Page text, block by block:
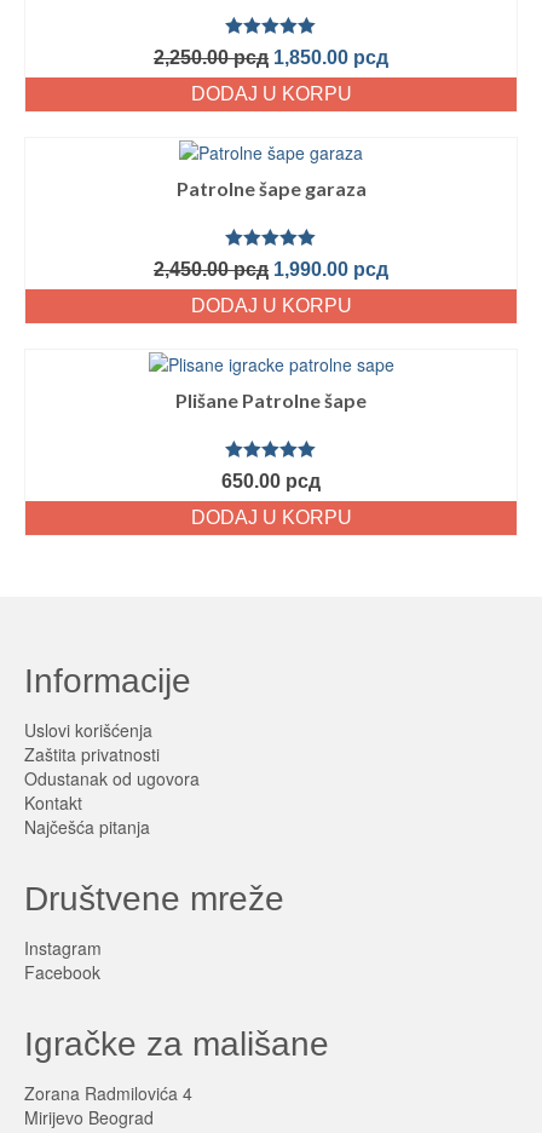
Ocenjeno
sa5.00od
5
2,250.00рсд 1,850.00 рсд
DODAJ U KORPU
Patrolne šape garaza
Ocenjeno
sa5.00od
5
2,450.00рсд 1,990.00 рсд
DODAJ U KORPU
Plišane Patrolne šape
Ocenjeno
sa5.00od
5
650.00 рсд
DODAJ U KORPU
Informacije
Uslovi korišćenja
Zaštita privatnosti
Odustanak od ugovora
Kontakt
Najčešća pitanja
Društvene mreže
Instagram
Facebook
Igračke za mališane
Zorana Radmilovića 4
Mirijevo Beograd